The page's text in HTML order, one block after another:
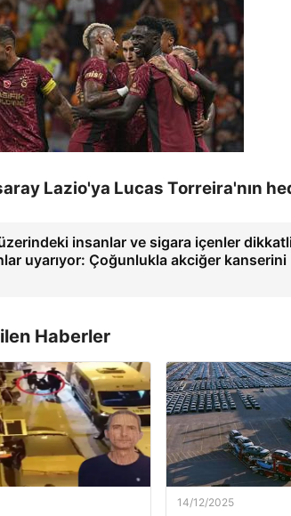
Lazio'ya Lucas Torreira'nın
insanlar ve sigara içenler
uyarıyor: Çoğunlukla akciğer kanserini
Haberler
14/12/2025